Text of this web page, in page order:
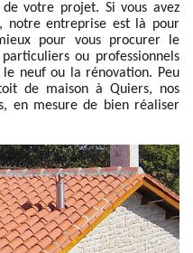
votre projet. Si vous avez
notre entreprise est là pour
pour vous procurer le
ou professionnels
neuf ou la rénovation. Peu
de maison à Quiers, nos
en mesure de bien réaliser